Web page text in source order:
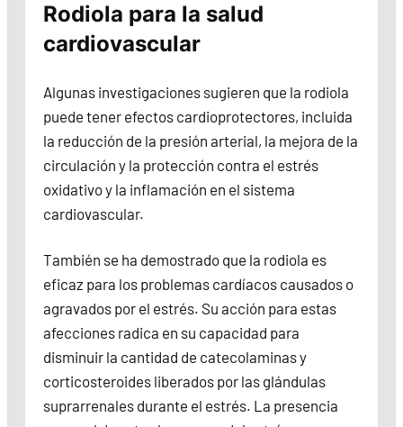
Rodiola para la salud
cardiovascular
Algunas investigaciones sugieren que la rodiola
puede tener efectos cardioprotectores, incluida
la reducción de la presión arterial, la mejora de la
circulación y la protección contra el estrés
oxidativo y la inflamación en el sistema
cardiovascular.
También se ha demostrado que la rodiola es
eficaz para los problemas cardíacos causados o
agravados por el estrés. Su acción para estas
afecciones radica en su capacidad para
disminuir la cantidad de catecolaminas y
corticosteroides liberados por las glándulas
suprarrenales durante el estrés. La presencia